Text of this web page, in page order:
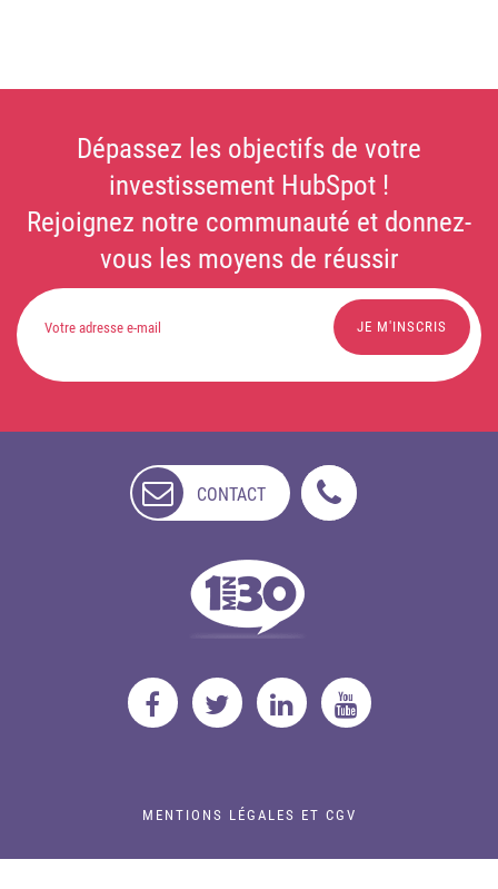
Dépassez les objectifs de votre
investissement HubSpot !
Rejoignez notre communauté et donnez-
vous les moyens de réussir
CONTACT
DISPONIBLE
MENTIONS LÉGALES ET CGV